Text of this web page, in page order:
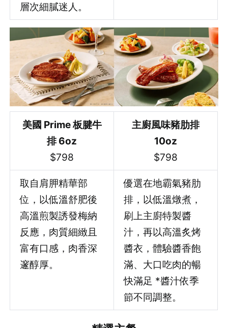
層次細膩迷人。
美國 Prime 板腱牛
排 6oz
$798
主廚風味豬肋排
10oz
$798
取自肩胛精華部
位，以低溫舒肥後
高溫煎製誘發梅納
反應，肉質細緻且
富有口感，肉香深
邃醇厚。
優選在地霸氣豬肋
排，以低溫燉煮，
刷上主廚特製醬
汁，再以高溫炙烤
醬衣，體驗醬香飽
滿、大口吃肉的暢
快滿足 *醬汁依季
節不同調整。
確定要登出嗎？